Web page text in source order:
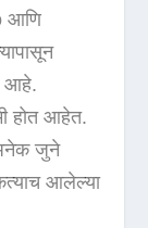
आणि
आहे.
होत आहेत.
जुने
आलेल्या